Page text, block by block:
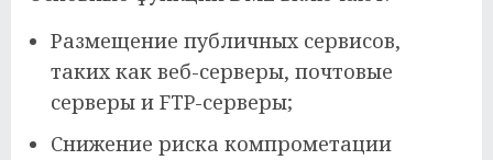
Размещение публичных сервисов,
таких как веб-серверы, почтовые
серверы и FTP-серверы;
Снижение риска компрометации